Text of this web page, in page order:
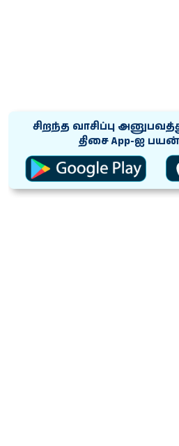
சிறந்த வாசிப்பு
திசை App-ஐ